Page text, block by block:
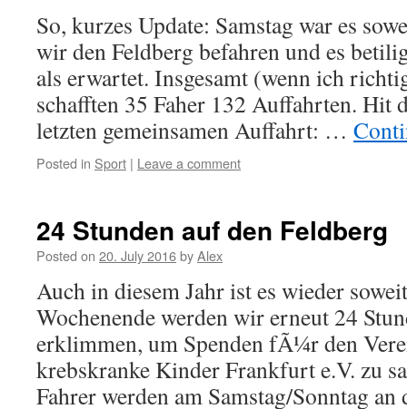
So, kurzes Update: Samstag war es
wir den Feldberg befahren und es
als erwartet. Insgesamt (wenn ich
schafften 35 Faher 132 Auffahrten. Hit
letzten gemeinsamen Auffahrt: …
Posted in Sport | Leave a comment
24 Stunden auf den Feldberg
Posted on 20. July 2016byAlex
Auch in diesem Jahr ist es wieder
Wochenende werden wir erneut 24
erklimmen, um Spenden fÃ¼r den
krebskranke Kinder Frankfurt e.V. zu
Fahrer werden am Samstag/Sonntag